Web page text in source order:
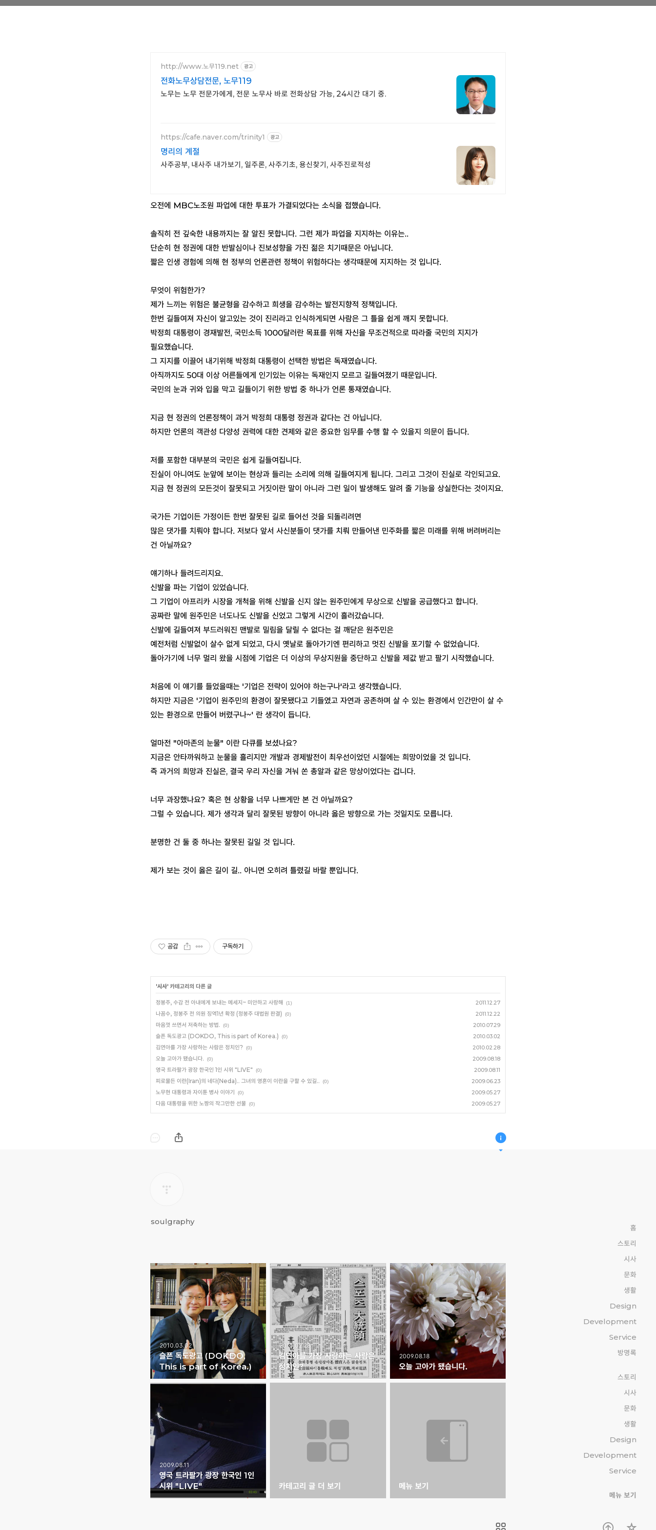
http://www.노무119.net 광고
전화노무상담전문, 노무119
노무는 노무 전문가에게, 전문 노무사 바로 전화상담 가능, 24시간 대기 중.
https://cafe.naver.com/trinity1 광고
명리의 계절
사주공부, 내사주 내가보기, 일주론, 사주기초, 용신찾기, 사주진로적성
오전에 MBC노조원 파업에 대한 투표가 가결되었다는 소식을 접했습니다.
솔직히 전 깊숙한 내용까지는 잘 알진 못합니다. 그런 제가 파업을 지지하는 이유는..
단순히 현 정권에 대한 반발심이나 진보성향을 가진 젊은 치기때문은 아닙니다.
짧은 인생 경험에 의해 현 정부의 언론관련 정책이 위험하다는 생각때문에 지지하는 것 입니다.
무엇이 위험한가?
제가 느끼는 위험은 불균형을 감수하고 희생을 감수하는 발전지향적 정책입니다.
한번 길들여져 자신이 알고있는 것이 진리라고 인식하게되면 사람은 그 틀을 쉽게 깨지 못합니다.
박정희 대통령이 경재발전, 국민소득 1000달러란 목표를 위해 자신을 무조건적으로 따라줄 국민의 지지가
필요했습니다.
그 지지를 이끌어 내기위해 박정희 대통령이 선택한 방법은 독재였습니다.
아직까지도 50대 이상 어른들에게 인기있는 이유는 독재인지 모르고 길들여졌기 때문입니다.
국민의 눈과 귀와 입을 막고 길들이기 위한 방법 중 하나가 언론 통재였습니다.
지금 현 정권의 언론정책이 과거 박정희 대통령 정권과 같다는 건 아닙니다.
하지만 언론의 객관성 다양성 권력에 대한 견제와 같은 중요한 임무를 수행 할 수 있을지 의문이 듭니다.
저를 포함한 대부분의 국민은 쉽게 길들여집니다.
진실이 아니여도 눈앞에 보이는 현상과 들리는 소리에 의해 길들여지게 됩니다. 그리고 그것이 진실로 각인되고요.
지금 현 정권의 모든것이 잘못되고 거짓이란 말이 아니라 그런 일이 발생해도 알려 줄 기능을 상실한다는 것이지요.
국가든 기업이든 가정이든 한번 잘못된 길로 들어선 것을 되돌리려면
많은 댓가를 치뤄야 합니다. 저보다 앞서 사신분들이 댓가를 치뤄 만들어낸 민주화를 짧은 미래를 위해 버려버리는
건 아닐까요?
얘기하나 들려드리지요.
신발을 파는 기업이 있었습니다.
그 기업이 아프리카 시장을 개척을 위해 신발을 신지 않는 원주민에게 무상으로 신발을 공급했다고 합니다.
공짜란 말에 원주민은 너도나도 신발을 신었고 그렇게 시간이 흘러갔습니다.
신발에 길들여져 부드러워진 맨발로 밀림을 달릴 수 없다는 걸 깨닫은 원주민은
예전처럼 신발없이 살수 없게 되었고, 다시 옛날로 돌아가기엔 편리하고 멋진 신발을 포기할 수 없었습니다.
돌아가기에 너무 멀리 왔을 시점에 기업은 더 이상의 무상지원을 중단하고 신발을 제값 받고 팔기 시작했습니다.
처음에 이 얘기를 들었을때는 '기업은 전략이 있어야 하는구나'라고 생각했습니다.
하지만 지금은 '기업이 원주민의 환경이 잘못됐다고 기들였고 자연과 공존하며 살 수 있는 환경에서 인간만이 살 수
있는 환경으로 만들어 버렸구나~' 란 생각이 듭니다.
얼마전 "아마존의 눈물" 이란 다큐를 보셨나요?
지금은 안타까워하고 눈물을 흘리지만 개발과 경제발전이 최우선이었던 시절에는 희망이었을 것 입니다.
즉 과거의 희망과 진실은, 결국 우리 자신을 겨눠 쏜 총알과 같은 망상이었다는 겁니다.
너무 과장했나요? 혹은 현 상황을 너무 나쁘게만 본 건 아닐까요?
그럴 수 있습니다. 제가 생각과 달리 잘못된 방향이 아니라 옳은 방향으로 가는 것일지도 모릅니다.
분명한 건 둘 중 하나는 잘못된 길일 것 입니다.
제가 보는 것이 옳은 길이 길.. 아니면 오히려 틀렸길 바랄 뿐입니다.
공감 구독하기
'시사' 카테고리의 다른 글
정봉주, 수감 전 아내에게 보내는 메세지~ 미안하고 사랑해 (1) 2011.12.27
나꼼수, 정봉주 전 의원 징역1년 확정 (정봉주 대법원 판결) (0) 2011.12.22
마음껏 쓰면서 저축하는 방법. (0) 2010.07.29
슬픈 독도광고 (DOKDO, This is part of Korea.) (0) 2010.03.02
김연아를 가장 사랑하는 사람은 정치인? (0) 2010.02.28
오늘 고아가 됐습니다. (0) 2009.08.18
영국 트라팔가 광장 한국인 1인 시위 "LIVE" (0) 2009.08.11
피로물든 이란(Iran)의 네다(Neda).. 그녀의 영혼이 이란을 구할 수 있길.. (0) 2009.06.23
노무현 대통령과 자이툰 병사 이야기 (0) 2009.05.27
다음 대통령을 위한 노짱의 작그만한 선물 (0) 2009.05.27
soulgraphy
2010.03.02
슬픈 독도광고 (DOKDO,
This is part of Korea.)
2010.02.28
김연아를 가장 사랑하는 사람은
정치인?
2009.08.18
오늘 고아가 됐습니다.
2009.08.11
영국 트라팔가 광장 한국인 1인
시위 "LIVE"
카테고리 글 더 보기 메뉴 보기
홈
스토리
시사
문화
생활
Design
Development
Service
방명록
스토리
시사
문화
생활
Design
Development
Service
메뉴 보기